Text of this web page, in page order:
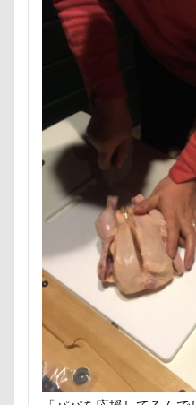
すばる棚
すばるの家
すばる
すばるなクローゼット
すばる5才
すばる4
すばる2才
すばる1
ほうとう
くんくんゲ
アビーちゃん
アネラ
アニマルコミュニケータ
アニマルオブジェ
アトリエイマージュ
アクリルキーホルダー
アクリル
アクセサリ
アキラくん
アウト